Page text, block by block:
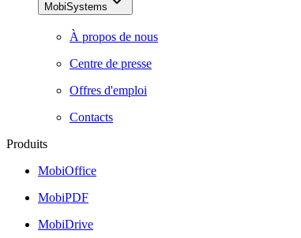
MobiSystems
À propos de nous
Centre de presse
Offres d'emploi
Contacts
Produits
MobiOffice
MobiPDF
MobiDrive